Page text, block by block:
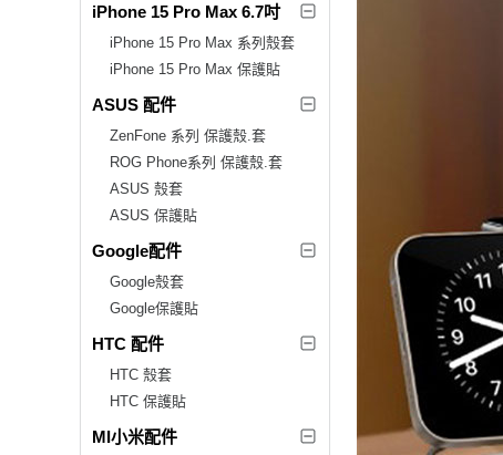
iPhone 15 Pro Max 6.7吋
iPhone 15 Pro Max 系列殼套
iPhone 15 Pro Max 保護貼
ASUS 配件
ZenFone 系列 保護殼.套
ROG Phone系列 保護殼.套
ASUS 殼套
ASUS 保護貼
Google配件
Google殼套
Google保護貼
HTC 配件
HTC 殼套
HTC 保護貼
MI小米配件